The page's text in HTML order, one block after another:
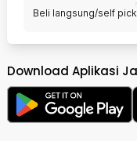
Beli langsung/self
Download Aplikasi